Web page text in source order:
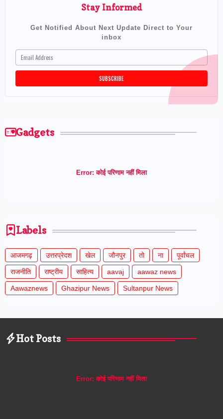
Stay Informed
Get Notified About Next Update Direct to Your
inbox
Gadgets
Error: कोई परिणाम नहीं मिला
Labels
आजमगढ़ उत्तरप्रेदश खेल जौनपुर तो ना पूर्वांचल
राजनीति राष्ट्रीय साहित्य aavaj aawaz news
Aawaznews Ghazipur News Sultanpur News
Hot Posts
Error: कोई परिणाम नहीं मिला